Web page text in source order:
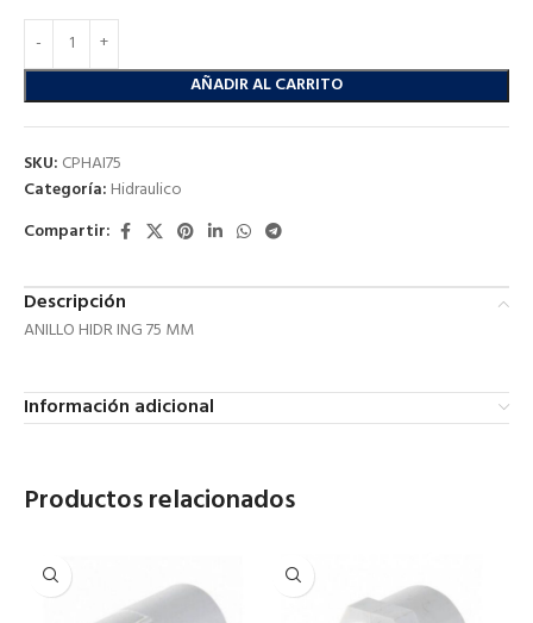
AÑADIR AL CARRITO
SKU: CPHAI75
Categoría: Hidraulico
Compartir:
Descripción
ANILLO HIDR ING 75 MM
Información adicional
Productos relacionados